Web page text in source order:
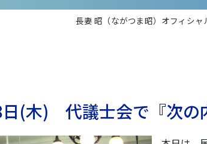
長妻 昭（ながつま昭）オフィシャ
(木) 代議士会で『次の